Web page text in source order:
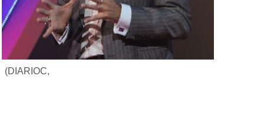
(DIARIOC,